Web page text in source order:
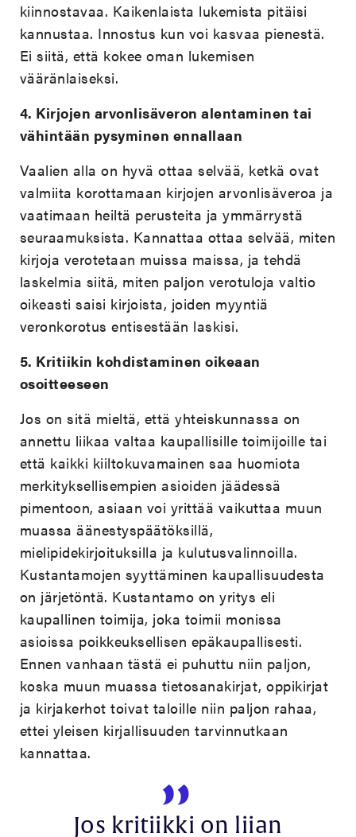
kiinnostavaa. Kaikenlaista lukemista pitäisi
kannustaa. Innostus kun voi kasvaa pienestä.
Ei siitä, että kokee oman lukemisen
vääränlaiseksi.
4. Kirjojen arvonlisäveron alentaminen tai
vähintään pysyminen ennallaan
Vaalien alla on hyvä ottaa selvää, ketkä ovat
valmiita korottamaan kirjojen arvonlisäveroa ja
vaatimaan heiltä perusteita ja ymmärrystä
seuraamuksista. Kannattaa ottaa selvää, miten
kirjoja verotetaan muissa maissa, ja tehdä
laskelmia siitä, miten paljon verotuloja valtio
oikeasti saisi kirjoista, joiden myyntiä
veronkorotus entisestään laskisi.
5. Kritiikin kohdistaminen oikeaan
osoitteeseen
Jos on sitä mieltä, että yhteiskunnassa on
annettu liikaa valtaa kaupallisille toimijoille tai
että kaikki kiiltokuvamainen saa huomiota
merkityksellisempien asioiden jäädessä
pimentoon, asiaan voi yrittää vaikuttaa muun
muassa äänestyspäätöksillä,
mielipidekirjoituksilla ja kulutusvalinnoilla.
Kustantamojen syyttäminen kaupallisuudesta
on järjetöntä. Kustantamo on yritys eli
kaupallinen toimija, joka toimii monissa
asioissa poikkeuksellisen epäkaupallisesti.
Ennen vanhaan tästä ei puhuttu niin paljon,
koska muun muassa tietosanakirjat, oppikirjat
ja kirjakerhot toivat taloille niin paljon rahaa,
ettei yleisen kirjallisuuden tarvinnutkaan
kannattaa.
Jos kritiikki on liian